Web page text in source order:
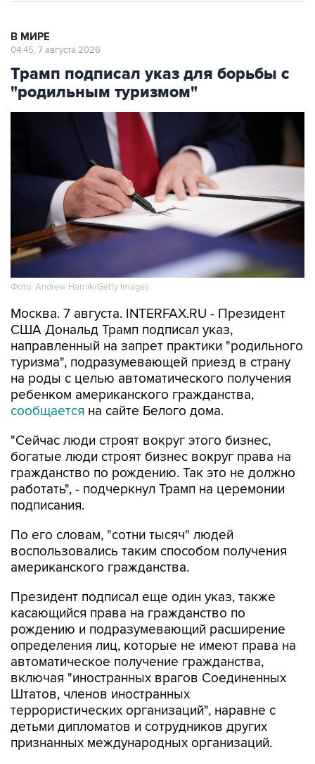
В МИРЕ
04:45, 7 августа 2026
Трамп подписал указ для борьбы с
"родильным туризмом"
Фото: Andrew Harnik/Getty Images
Москва. 7 августа. INTERFAX.RU - Президент
США Дональд Трамп подписал указ,
направленный на запрет практики "родильного
туризма", подразумевающей приезд в страну
на роды с целью автоматического получения
ребенком американского гражданства,
сообщается на сайте Белого дома.
"Сейчас люди строят вокруг этого бизнес,
богатые люди строят бизнес вокруг права на
гражданство по рождению. Так это не должно
работать", - подчеркнул Трамп на церемонии
подписания.
По его словам, "сотни тысяч" людей
воспользовались таким способом получения
американского гражданства.
Президент подписал еще один указ, также
касающийся права на гражданство по
рождению и подразумевающий расширение
определения лиц, которые не имеют права на
автоматическое получение гражданства,
включая "иностранных врагов Соединенных
Штатов, членов иностранных
террористических организаций", наравне с
детьми дипломатов и сотрудников других
признанных международных организаций.